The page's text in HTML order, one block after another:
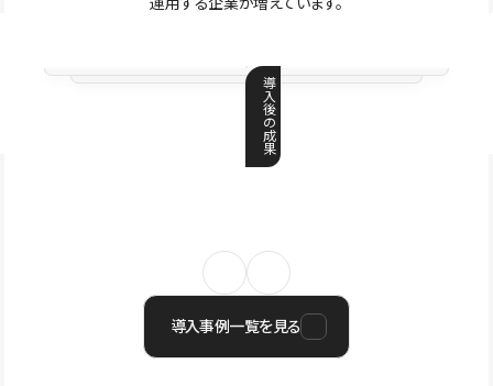
導
入
後
の
成
果
導入事例一覧を見る